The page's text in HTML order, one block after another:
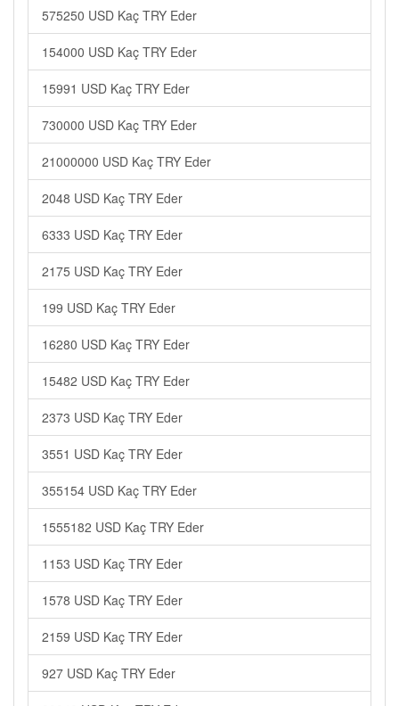
575250 USD Kaç TRY Eder
154000 USD Kaç TRY Eder
15991 USD Kaç TRY Eder
730000 USD Kaç TRY Eder
21000000 USD Kaç TRY Eder
2048 USD Kaç TRY Eder
6333 USD Kaç TRY Eder
2175 USD Kaç TRY Eder
199 USD Kaç TRY Eder
16280 USD Kaç TRY Eder
15482 USD Kaç TRY Eder
2373 USD Kaç TRY Eder
3551 USD Kaç TRY Eder
355154 USD Kaç TRY Eder
1555182 USD Kaç TRY Eder
1153 USD Kaç TRY Eder
1578 USD Kaç TRY Eder
2159 USD Kaç TRY Eder
927 USD Kaç TRY Eder